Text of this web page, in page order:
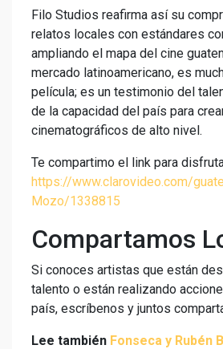
Filo Studios reafirma así su
relatos locales con estándares
ampliando el mapa del cine
mercado latinoamericano, es
película; es un testimonio del
de la capacidad del país para
cinematográficos de alto nivel.
Te compartimo el link para
https://www.clarovideo.com/
Mozo/1338815
Compartamos
Si conoces artistas que están
talento o están realizando
país, escríbenos y juntos
Lee también Fonseca y Rubén